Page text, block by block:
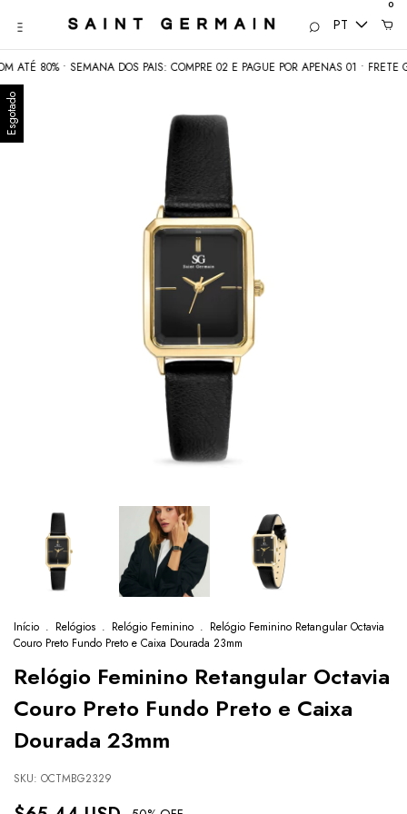
PT
0
• SEMANA DOS PAIS: COMPRE 02 E PAGUE POR APENAS 01 • FRETE
Esgotado
Início . Relógios . Relógio Feminino . Relógio Feminino Retangular Octavia
Couro Preto Fundo Preto e Caixa Dourada 23mm
Relógio Feminino Retangular Octavia
Couro Preto Fundo Preto e Caixa
Dourada 23mm
SKU: OCTMBG2329